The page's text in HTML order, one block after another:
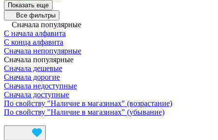
Показать еще
Все фильтры
Сначала популярные
С начала алфавита
С конца алфавита
Сначала непопулярные
Сначала популярные
Сначала дешевые
Сначала дорогие
Сначала недоступные
Сначала доступные
По свойству "Наличие в магазинах" (возрастание)
По свойству "Наличие в магазинах" (убывание)